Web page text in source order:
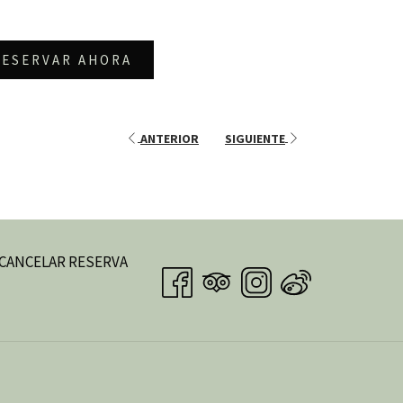
AHORA
ANTERIOR SIGUIENTE
RESERVA